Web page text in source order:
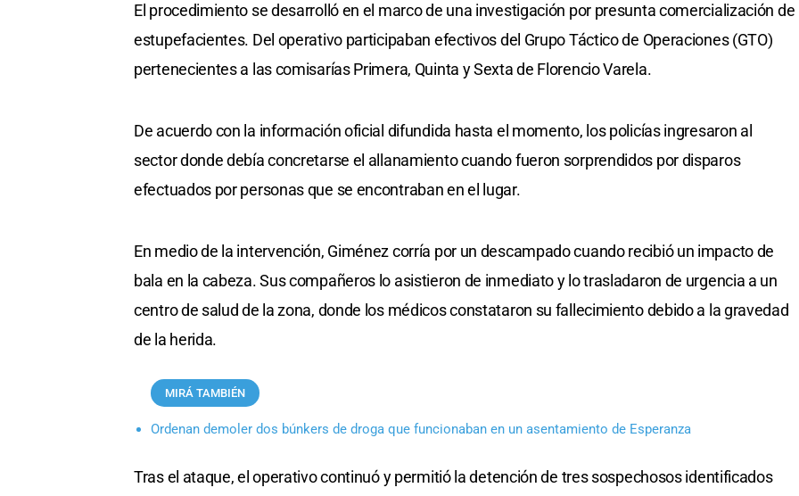
El procedimiento se desarrolló en el marco de una investigación por presunta comercialización de
estupefacientes. Del operativo participaban efectivos del Grupo Táctico de Operaciones (GTO)
pertenecientes a las comisarías Primera, Quinta y Sexta de Florencio Varela.
De acuerdo con la información oficial difundida hasta el momento, los policías ingresaron al
sector donde debía concretarse el allanamiento cuando fueron sorprendidos por disparos
efectuados por personas que se encontraban en el lugar.
En medio de la intervención, Giménez corría por un descampado cuando recibió un impacto de
bala en la cabeza. Sus compañeros lo asistieron de inmediato y lo trasladaron de urgencia a un
centro de salud de la zona, donde los médicos constataron su fallecimiento debido a la gravedad
de la herida.
MIRÁ TAMBIÉN
Ordenan demoler dos búnkers de droga que funcionaban en un asentamiento de Esperanza
Tras el ataque, el operativo continuó y permitió la detención de tres sospechosos identificados